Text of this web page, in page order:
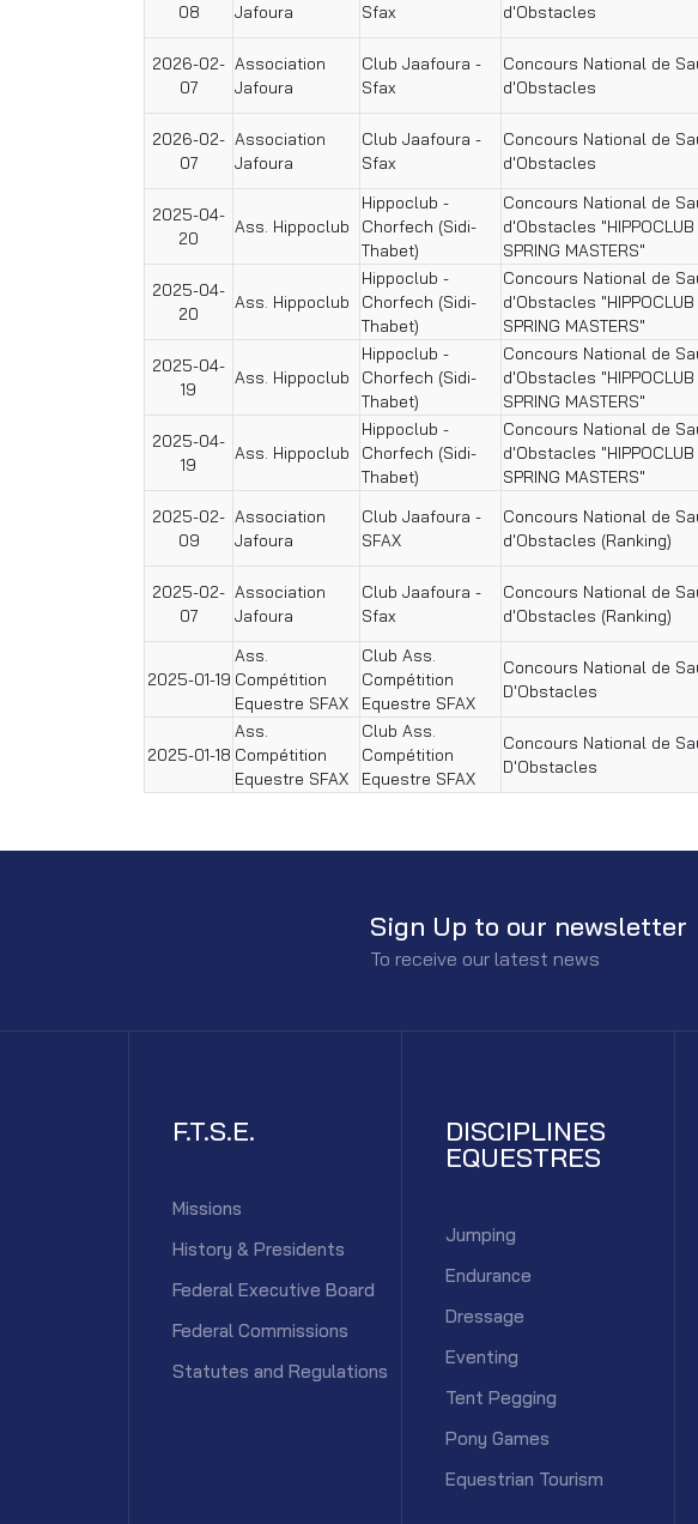
08
Jafoura
Sfax
d'Obstacles
2026-02-
07
Association
Jafoura
Club Jaafoura -
Sfax
Concours National de
d'Obstacles
2026-02-
07
Association
Jafoura
Club Jaafoura -
Sfax
Concours National de
d'Obstacles
2025-04-
20
Ass. Hippoclub
Hippoclub -
Chorfech (Sidi-
Thabet)
Concours National de
d'Obstacles "HIPPOCLUB
SPRING MASTERS"
2025-04-
20
Ass. Hippoclub
Hippoclub -
Chorfech (Sidi-
Thabet)
Concours National de
d'Obstacles "HIPPOCLUB
SPRING MASTERS"
2025-04-
19
Ass. Hippoclub
Hippoclub -
Chorfech (Sidi-
Thabet)
Concours National de
d'Obstacles "HIPPOCLUB
SPRING MASTERS"
2025-04-
19
Ass. Hippoclub
Hippoclub -
Chorfech (Sidi-
Thabet)
Concours National de
d'Obstacles "HIPPOCLUB
SPRING MASTERS"
2025-02-
09
Association
Jafoura
Club Jaafoura -
SFAX
Concours National de
d'Obstacles (Ranking)
2025-02-
07
Association
Jafoura
Club Jaafoura -
Sfax
Concours National de
d'Obstacles (Ranking)
2025-01-19
Ass.
Compétition
Equestre SFAX
Club Ass.
Compétition
Equestre SFAX
Concours National de
D'Obstacles
2025-01-18
Ass.
Compétition
Equestre SFAX
Club Ass.
Compétition
Equestre SFAX
Concours National de
D'Obstacles
Sign Up to our newsletter
To receive our latest news
F.T.S.E.
Missions
History & Presidents
Federal Executive Board
Federal Commissions
Statutes and Regulations
DISCIPLINES
EQUESTRES
Jumping
Endurance
Dressage
Eventing
Tent Pegging
Pony Games
Equestrian Tourism